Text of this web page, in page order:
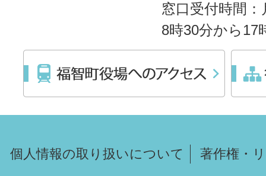
窓口受付時間
8時30分から17
個人情報の取り扱いについて 著作権・